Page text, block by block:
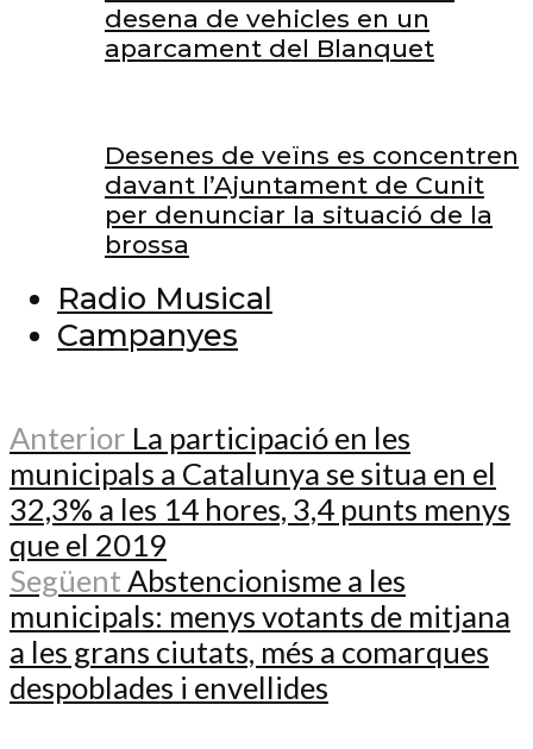
desena de vehicles en un
aparcament del Blanquet
Desenes de veïns es concentren
davant l’Ajuntament de Cunit
per denunciar la situació de la
brossa
Radio Musical
Campanyes
Anterior La participació en les
municipals a Catalunya se situa en el
32,3% a les 14 hores, 3,4 punts menys
que el 2019
Següent Abstencionisme a les
municipals: menys votants de mitjana
a les grans ciutats, més a comarques
despoblades i envellides